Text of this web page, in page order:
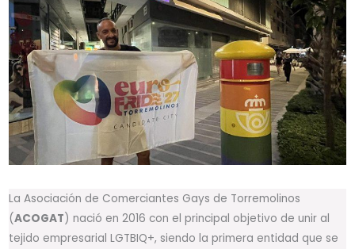
La Asociación de Comerciantes Gays de Torremolinos
(ACOGAT) nació en 2016 con el principal objetivo de unir al
tejido empresarial LGTBIQ+, siendo la primera entidad que se